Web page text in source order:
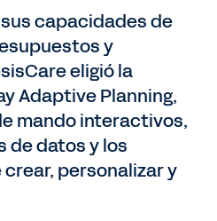
capacidades de
y
eligió la
Adaptive Planning,
mando interactivos,
de datos y los
personalizar y